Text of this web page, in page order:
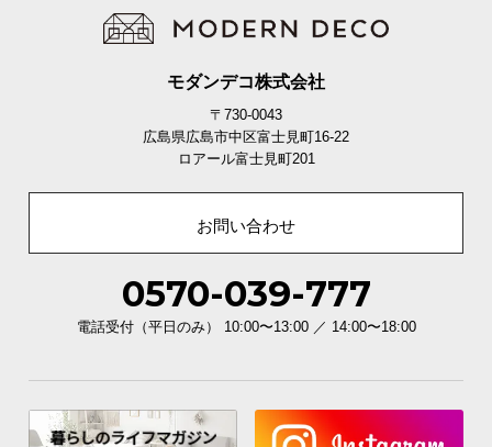
書籍など幅を取るものも思い通りに飾れる天板幅。
ワイドなサイズ感で理想のレイアウトを実現しま
モダンデコ株式会社
〒730-0043
広島県広島市中区富士見町16-22
ロアール富士見町201
お問い合わせ
0570-039-777
電話受付（平日のみ） 10:00〜13:00 ／ 14:00〜18:00